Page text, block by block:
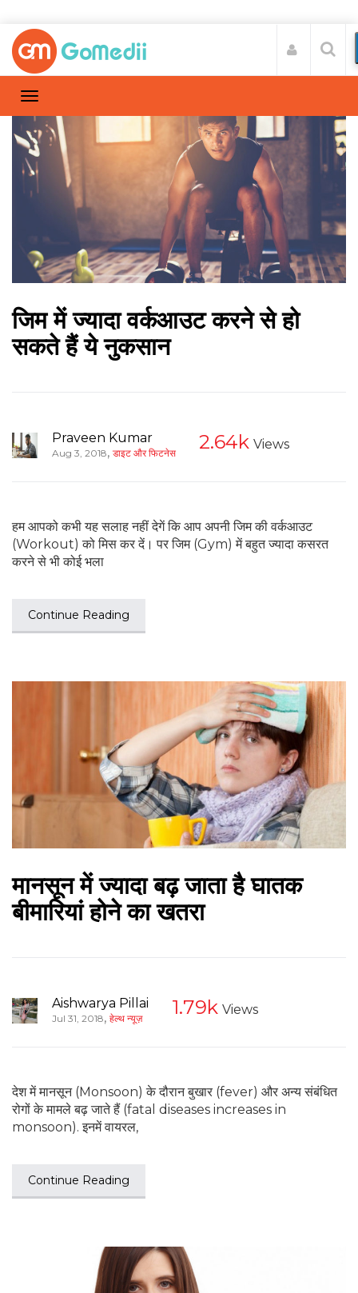
जिम में ज्‍यादा वर्कआउट करने से हो
सकते हैं ये नुकसान
Praveen Kumar
Aug 3, 2018, डाइट और फिटनेस 2.64k Views
हम आपको कभी यह सलाह नहीं देगें कि आप अपनी जिम की वर्कआउट
(Workout) को मिस कर दें। पर जिम (Gym) में बहुत ज्‍यादा कसरत
करने से भी कोई भला
Continue Reading
मानसून में ज्यादा बढ़ जाता है घातक
बीमारियां होने का खतरा
Aishwarya Pillai
Jul 31, 2018, हेल्थ न्यूज़ 1.79k Views
देश में मानसून (Monsoon) के दौरान बुखार (fever) और अन्य संबंधित
रोगों के मामले बढ़ जाते हैं (fatal diseases increases in
monsoon). इनमें वायरल,
Continue Reading